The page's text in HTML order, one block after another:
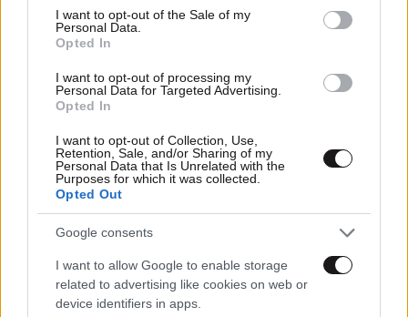
consent section.
I want to opt-out of the Sale of my
Personal Data.
Opted In
I want to opt-out of processing my
Personal Data for Targeted Advertising.
Opted In
I want to opt-out of Collection, Use,
Retention, Sale, and/or Sharing of my
Personal Data that Is Unrelated with the
Purposes for which it was collected.
Opted Out
Google consents
I want to allow Google to enable storage
related to advertising like cookies on web or
device identifiers in apps.
ΣΧΌΛΙΑ ΑΝΑΓΝΩΣΤΏΝ